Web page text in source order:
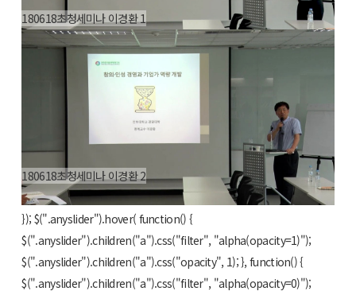
180618초청세미나 이경환 1
180618초청세미나 이경환 2
$(".anyslider").anyslider({ animation : "fade", showBullets : false
}); $(".anyslider").hover( function() {
$(".anyslider").children("a").css("filter", "alpha(opacity=1)");
$(".anyslider").children("a").css("opacity", 1); }, function() {
$(".anyslider").children("a").css("filter", "alpha(opacity=0)");